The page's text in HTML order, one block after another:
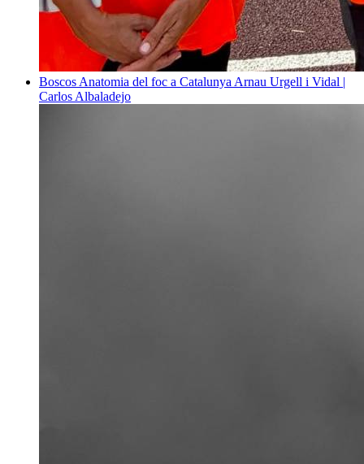
Boscos Anatomia del foc a Catalunya Arnau Urgell i Vidal |
Carlos Albaladejo